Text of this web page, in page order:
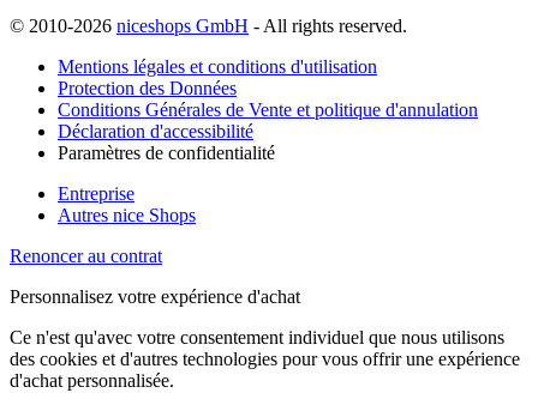
© 2010-2026 niceshops GmbH - All rights reserved.
Mentions légales et conditions d'utilisation
Protection des Données
Conditions Générales de Vente et politique d'annulation
Déclaration d'accessibilité
Paramètres de confidentialité
Entreprise
Autres nice Shops
Renoncer au contrat
Personnalisez votre expérience d'achat
Ce n'est qu'avec votre consentement individuel que nous utilisons
des cookies et d'autres technologies pour vous offrir une expérience
d'achat personnalisée.